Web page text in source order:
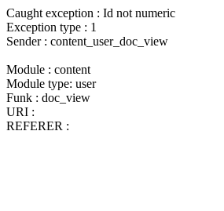
Caught exception : Id not numeric
Exception type : 1
Sender : content_user_doc_view
Module : content
Module type: user
Funk : doc_view
URI :
REFERER :